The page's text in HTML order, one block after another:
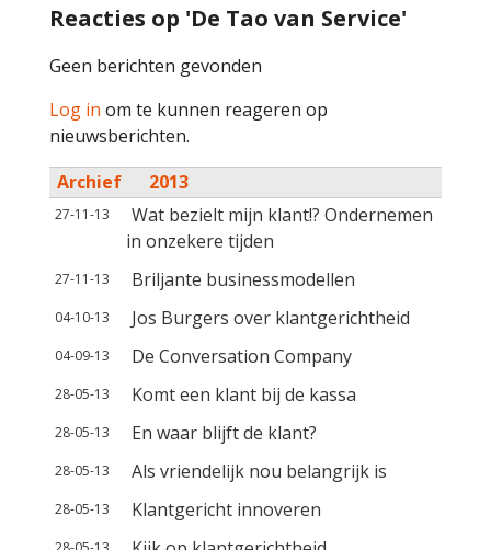
Reacties op 'De Tao van Service'
Geen berichten gevonden
Log in om te kunnen reageren op
nieuwsberichten.
Archief
2013
27-11-13
Wat bezielt mijn klant!? Ondernemen
in onzekere tijden
27-11-13 Briljante businessmodellen
04-10-13 Jos Burgers over klantgerichtheid
04-09-13 De Conversation Company
28-05-13 Komt een klant bij de kassa
28-05-13 En waar blijft de klant?
28-05-13 Als vriendelijk nou belangrijk is
28-05-13 Klantgericht innoveren